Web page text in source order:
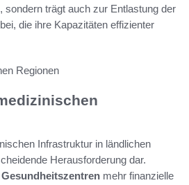
sondern trägt auch zur Entlastung der
die ihre Kapazitäten effizienter
Infrastruktur in ländlichen
Herausforderung dar.
Gesundheitszentren mehr finanzielle